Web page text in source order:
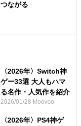
つながる
〈2026年〉Switch神
ゲー33選 大人もハマ
る名作・人気作を紹介
2026/01/28 Moovoo
〈2026年〉PS4神ゲ